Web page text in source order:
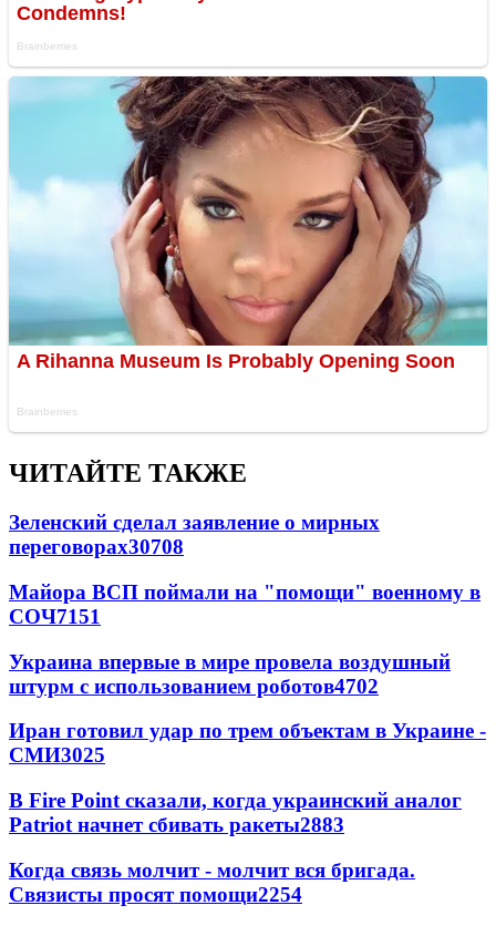
ЧИТАЙТЕ ТАКЖЕ
Зеленский сделал заявление о мирных
переговорах30708
Майора ВСП поймали на "помощи" военному в
СОЧ7151
Украина впервые в мире провела воздушный
штурм с использованием роботов4702
Иран готовил удар по трем объектам в Украине -
СМИ3025
В Fire Point сказали, когда украинский аналог
Patriot начнет сбивать ракеты2883
Когда связь молчит - молчит вся бригада.
Связисты просят помощи2254